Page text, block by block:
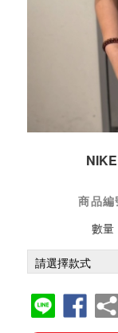
商品編
數量